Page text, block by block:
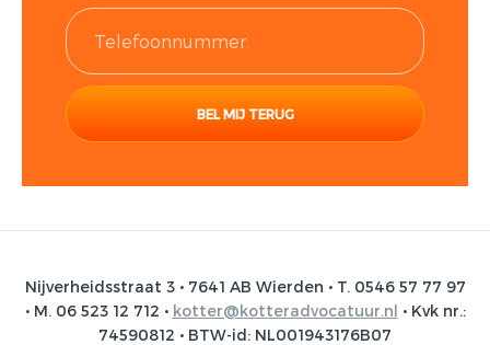
Nijverheidsstraat 3 • 7641 AB Wierden • T. 0546 57 77 97
• M. 06 523 12 712 • kotter@kotteradvocatuur.nl • Kvk nr.:
74590812 • BTW-id: NL001943176B07